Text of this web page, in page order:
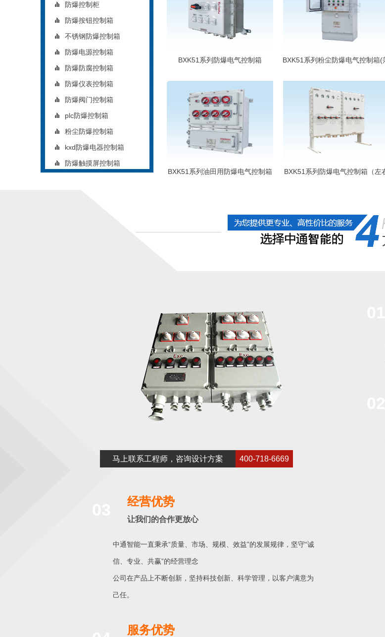
防爆控制柜
防爆按钮控制箱
不锈钢防爆控制箱
防爆电源控制箱
防爆防腐控制箱
防爆仪表控制箱
防爆阀门控制箱
plc防爆控制箱
粉尘防爆控制箱
kxd防爆电器控制箱
防爆触摸屏控制箱
BXK51系列防爆电气控制箱
BXK51系列粉尘防爆电气控制箱(
BXK51系列油田用防爆电气控制箱
BXK51系列防爆电气控制箱（左
马上联系工程师，咨询设计方案 400-718-6669
经营优势
让我们的合作更放心
中通智能一直秉承“质量、市场、规模、效益”的发展规律，坚守“诚
信、专业、共赢”的经营理念
公司在产品上不断创新，坚持科技创新、科学管理，以客户满意为
己任。
服务优势